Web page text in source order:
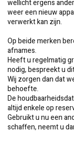
wellicht ergens
weer een nieuw
verwerkt kan zijn.
Op beide merken
afnames.
Heeft u regelmatig
nodig, bespreekt u
Wij zorgen dan dat
behoefte.
De
altijd enkele op
Gebruikt u nu een
schaffen, neemt u